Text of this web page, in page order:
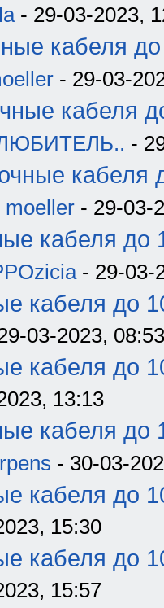
- 29-03-2023,
кабеля до
- 29-03-
кабеля
-
кабеля
moeller - 29-03-
кабеля до
- 29-03-
кабеля до
03-2023, 08:53
кабеля до
13:13
кабеля до
- 30-03-
кабеля до
15:30
кабеля до
15:57